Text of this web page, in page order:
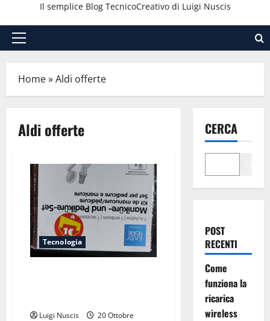
Il semplice Blog TecnicoCreativo di Luigi Nuscis
Menu
Home»Aldi offerte
Aldi offerte
Tecnologia
Luigi Nuscis
20 Ottobre
CERCA
POST
RECENTI
Come
funziona la
ricarica
wireless